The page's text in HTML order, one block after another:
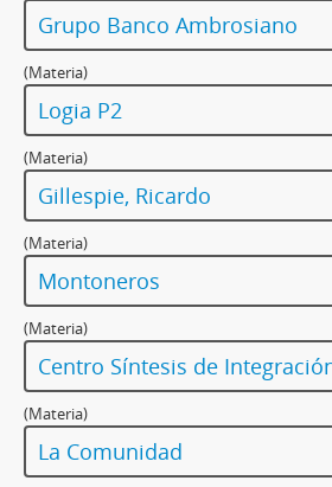
Grupo Banco Ambrosiano
(Materia)
Logia P2
(Materia)
Gillespie, Ricardo
(Materia)
Montoneros
(Materia)
Centro Síntesis de
(Materia)
La Comunidad